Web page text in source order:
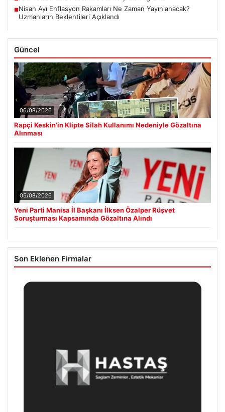
■Nisan Ayı Enflasyon Rakamları Ne Zaman Yayınlanacak?
Uzmanların Beklentileri Açıklandı
Güncel
06/08/2026
Rapçi Keskin’in Klipte Silah Kullanımı Nedeniyle Gözaltına
Alınması
05/08/2026
Yeni Parti Manisa İl Başkanı İlksen Özalper Rüşvet
Soruşturması Kapsamında Gözaltına Alındı
Son Eklenen Firmalar